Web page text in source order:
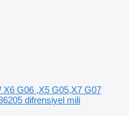
X6 G06 ,X5 G05,X7 G07
difrensiyel mili